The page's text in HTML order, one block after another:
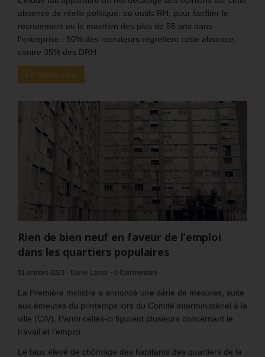
absence de réelle politique, ou outils RH, pour faciliter le
recrutement ou le maintien des plus de 55 ans dans
l’entreprise : 50% des recruteurs regrettent cette absence,
contre 35% des DRH.
En savoir plus
Rien de bien neuf en faveur de l’emploi
dans les quartiers populaires
31 octobre 2023 - Daniel Lamar - 0 Commentaire
La Première ministre a annoncé une série de mesures, suite
aux émeutes du printemps lors du Comité interministériel à la
ville (CIV). Parmi celles-ci figurent plusieurs concernant le
travail et l’emploi.
Le taux élevé de chômage des habitants des quartiers de la